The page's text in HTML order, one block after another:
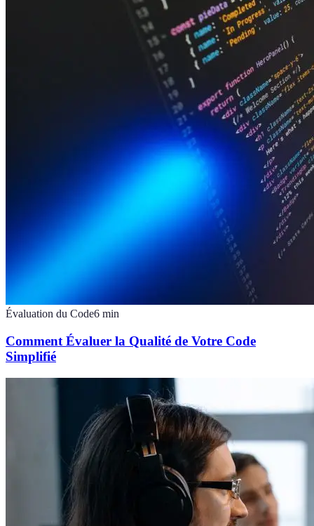
Évaluation du Code6 min
Comment Évaluer la Qualité de Votre Code
Simplifié